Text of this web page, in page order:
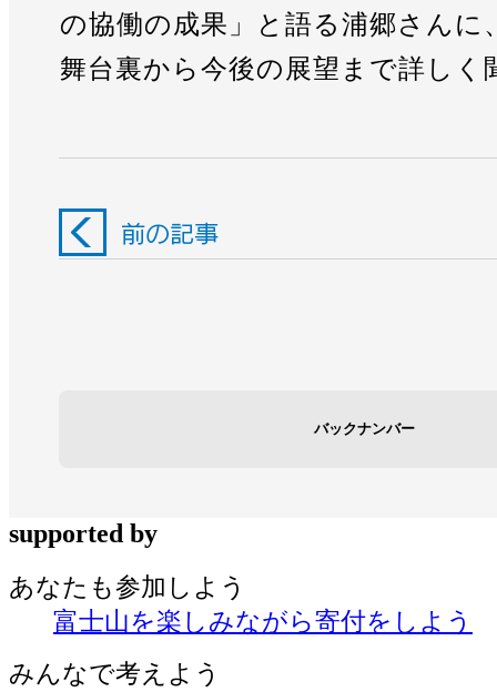
の協働の成果」と語る浦郷さんに
舞台裏から今後の展望まで詳しく
バックナンバー
supported by
あなたも参加しよう
富士山を楽しみながら寄付をしよう
みんなで考えよう